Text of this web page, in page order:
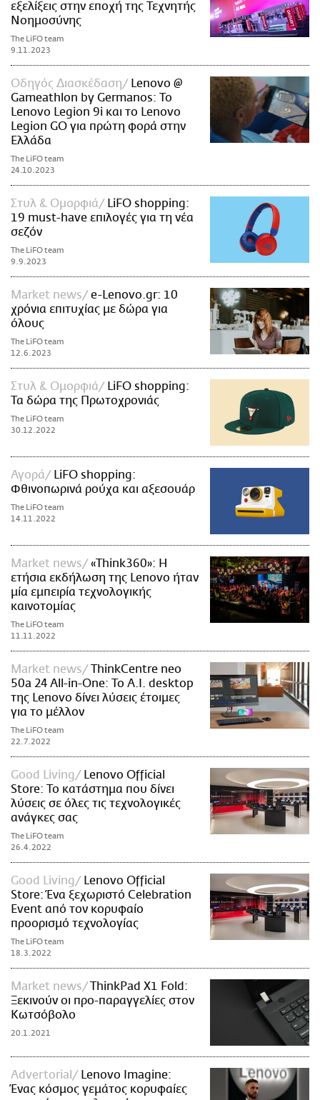
εξελίξεις στην εποχή της Τεχνητής
Νοημοσύνης
The LiFO team
9.11.2023
Οδηγός Διασκέδαση
Lenovo @
Gameathlon by Germanos: Το
Lenovo Legion 9i και το Lenovo
Legion GO για πρώτη φορά στην
Ελλάδα
The LiFO team
24.10.2023
Στυλ & Ομορφιά
LiFO shopping:
19 must-have επιλογές για τη νέα
σεζόν
The LiFO team
9.9.2023
Market news
e-Lenovo.gr: 10
χρόνια επιτυχίας με δώρα για
όλους
The LiFO team
12.6.2023
Στυλ & Ομορφιά
LiFO shopping:
Τα δώρα της Πρωτοχρονιάς
The LiFO team
30.12.2022
Αγορά
LiFO shopping:
Φθινοπωρινά ρούχα και αξεσουάρ
The LiFO team
14.11.2022
Market news
«Think360»: Η
ετήσια εκδήλωση της Lenovo ήταν
μία εμπειρία τεχνολογικής
καινοτομίας
The LiFO team
11.11.2022
Market news
ΤhinkCentre neo
50a 24 All-in-One: Το A.I. desktop
της Lenovo δίνει λύσεις έτοιμες
για το μέλλον
The LiFO team
22.7.2022
Good Living
Lenovo Official
Store: Το κατάστημα που δίνει
λύσεις σε όλες τις τεχνολογικές
ανάγκες σας
The LiFO team
26.4.2022
Good Living
Lenovo Official
Store: Ένα ξεχωριστό Celebration
Event από τον κορυφαίο
προορισμό τεχνολογίας
The LiFO team
18.3.2022
Market news
ThinkPad X1 Fold:
Ξεκινούν οι προ-παραγγελίες στον
Κωτσόβολο
20.1.2021
Advertorial
Lenovo Imagine:
Ένας κόσμος γεμάτος κορυφαίες